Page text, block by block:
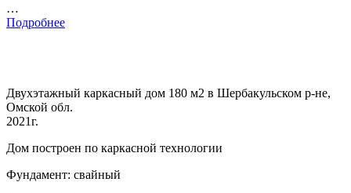
…
Подробнее
Двухэтажный каркасный дом 180 м2 в Шербакульском р-не,
Омской обл.
2021г.
Дом построен по каркасной технологии
Фундамент: свайный